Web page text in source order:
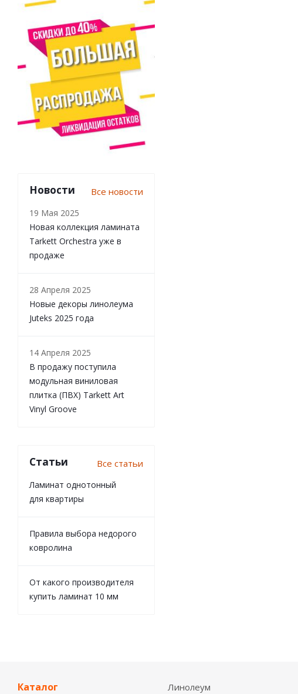
Новости Все новости
19 Мая 2025
Новая коллекция ламината
Tarkett Orchestra уже в
продаже
28 Апреля 2025
Новые декоры линолеума
Juteks 2025 года
14 Апреля 2025
В продажу поступила
модульная виниловая
плитка (ПВХ) Tarkett Art
Vinyl Groove
Статьи Все статьи
Ламинат однотонный
для квартиры
Правила выбора недорого
ковролина
От какого производителя
купить ламинат 10 мм
Каталог Линолеум